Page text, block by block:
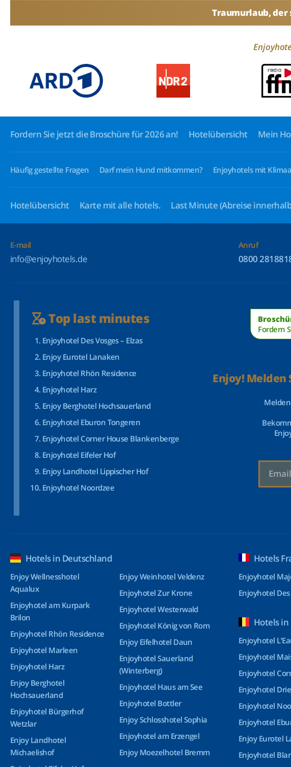
Traumurlaub, der
Fordern Sie jetzt die Broschüre für 2026 an! Hotelübersicht Mein
Häufig gestellte Fragen Darf mein Hund mitkommen? Enjoyhotels mit
Hotelübersicht Karte mit alle hotels. Last Minute(Abreise
E-mail
info@enjoyhotels.de
Anruf
0800
Top last minutes
Enjoyhotel Des Vosges – Elzas
Enjoy Eurotel Lanaken
Enjoyhotel Rhön Residence
Enjoyhotel Harz
Enjoy Berghotel Hochsauerland
Enjoyhotel Eburon Tongeren
Enjoyhotel Corner House Blankenberge
Enjoyhotel Eifeler Hof
Enjoy Landhotel Lippischer Hof
Enjoyhotel Noordzee
Fordern
Enjoy!
Hotels in Deutschland
Enjoy Wellnesshotel
Aqualux
Enjoyhotel am Kurpark
Brilon
Enjoyhotel Rhön Residence
Enjoyhotel Marleen
Enjoyhotel Harz
Enjoy Berghotel
Hochsauerland
Enjoyhotel Bürgerhof
Wetzlar
Enjoy Landhotel
Michaelishof
Enjoy Weinhotel Veldenz
Enjoyhotel Zur Krone
Enjoyhotel Westerwald
Enjoyhotel König von Rom
Enjoy Eifelhotel Daun
Enjoyhotel Sauerland
(Winterberg)
Enjoyhotel Haus am See
Enjoyhotel Bottler
Enjoy Schlosshotel Sophia
Enjoyhotel am Erzengel
Enjoy Moezelhotel Bremm
Hotels
Enjoyhotel
Enjoyhotel Des
Hotels in
Enjoyhotel
Enjoyhotel
Enjoyhotel
Enjoyhotel
Enjoyhotel
Enjoyhotel
Enjoy Eurotel
Enjoyhotel